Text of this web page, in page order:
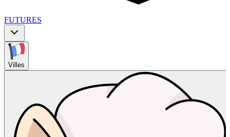
FUTURES
Villes